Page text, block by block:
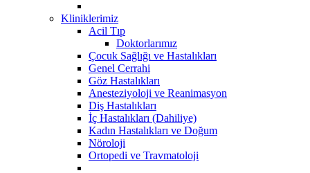
Kliniklerimiz
Acil Tıp
Doktorlarımız
Çocuk Sağlığı ve Hastalıkları
Genel Cerrahi
Göz Hastalıkları
Anesteziyoloji ve Reanimasyon
Diş Hastalıkları
İç Hastalıkları (Dahiliye)
Kadın Hastalıkları ve Doğum
Nöroloji
Ortopedi ve Travmatoloji